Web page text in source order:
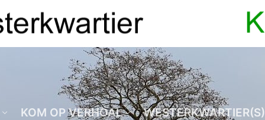
KOM OP VERHOAL WESTERKWARTIER(S)